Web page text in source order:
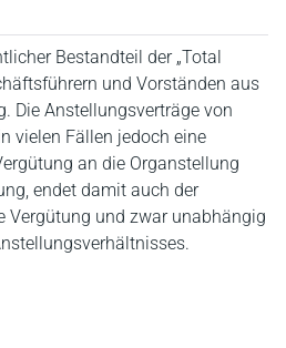
Bestandteil der „Total
und Vorständen aus
Die Anstellungsverträge von
vielen Fällen jedoch eine
an die Organstellung
endet damit auch der
Vergütung und zwar unabhängig